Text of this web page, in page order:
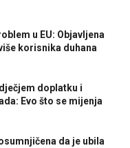
u EU: Objavljena
korisnika duhana
doplatku i
Evo što se mijenja
da je ubila